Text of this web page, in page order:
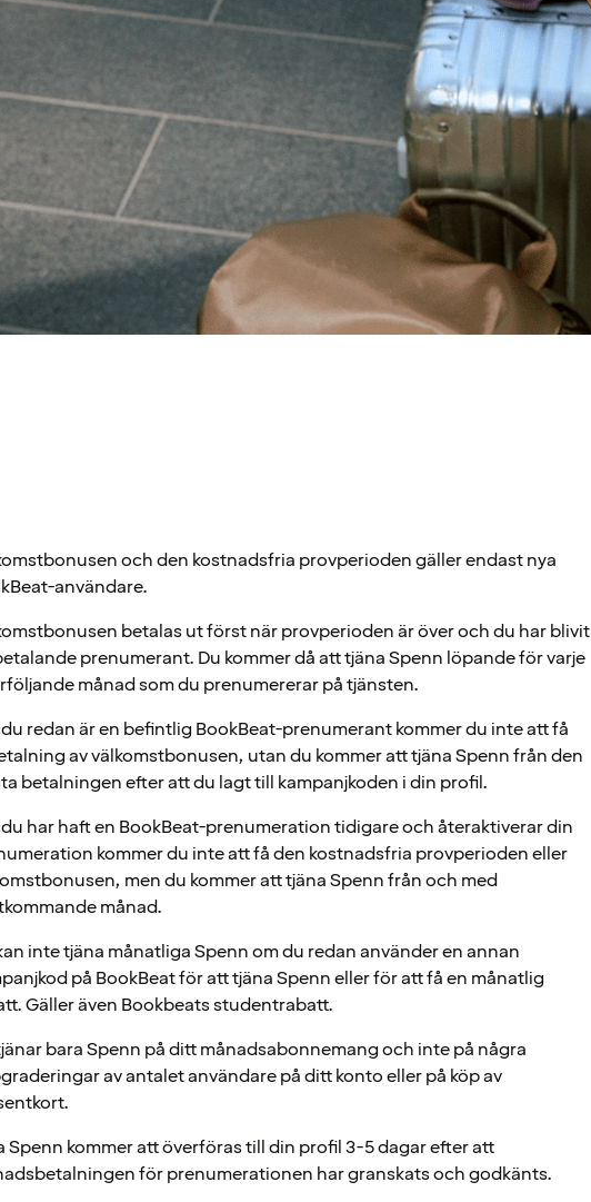
och den kostnadsfria provperioden gäller endast nya
användare.
betalas ut först när provperioden är över och du har blivit
prenumerant. Du kommer då att tjäna Spenn löpande för varje
månad som du prenumererar på tjänsten.
redan är en befintlig BookBeat-prenumerant kommer du inte att få
av välkomstbonusen, utan du kommer att tjäna Spenn från den
betalningen efter att du lagt till kampanjkoden i din profil.
har haft en BookBeat-prenumeration tidigare och återaktiverar din
kommer du inte att få den kostnadsfria provperioden eller
men du kommer att tjäna Spenn från och med
månad.
inte tjäna månatliga Spenn om du redan använder en annan
på BookBeat för att tjäna Spenn eller för att få en månatlig
Gäller även Bookbeats studentrabatt.
bara Spenn på ditt månadsabonnemang och inte på några
av antalet användare på ditt konto eller på köp av
Spenn kommer att överföras till din profil 3-5 dagar efter att
för prenumerationen har granskats och godkänts.